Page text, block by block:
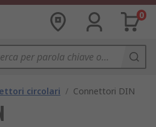
0
circolari / Connettori DIN